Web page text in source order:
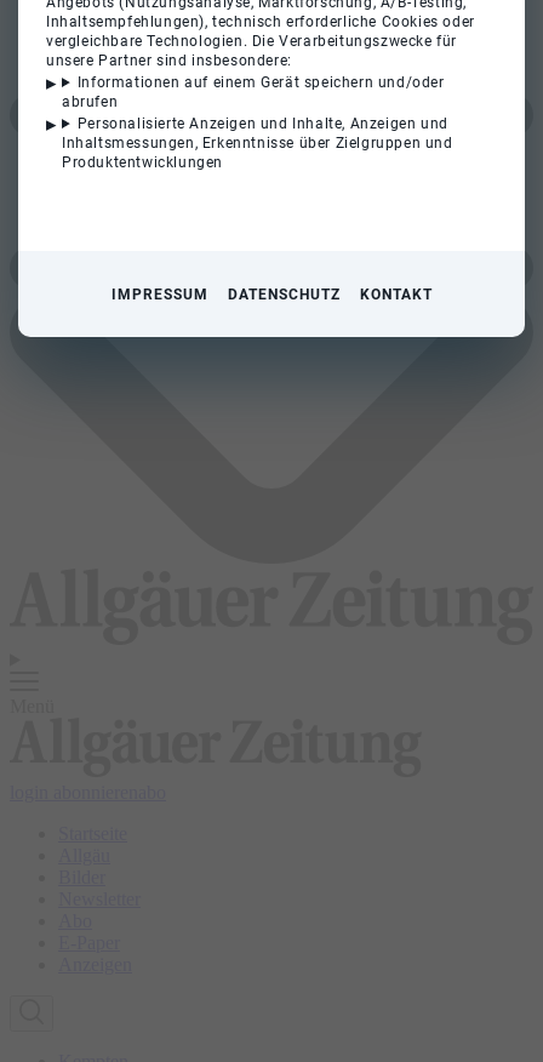
Inhaltsempfehlungen), technisch erforderliche Cookies oder
vergleichbare Technologien. Die Verarbeitungszwecke für
unsere Partner sind insbesondere:
Informationen auf einem Gerät speichern und/oder
abrufen
Personalisierte Anzeigen und Inhalte, Anzeigen und
Inhaltsmessungen, Erkenntnisse über Zielgruppen und
Produktentwicklungen
IMPRESSUM DATENSCHUTZ KONTAKT